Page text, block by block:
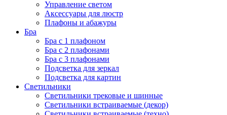
Управление светом
Аксессуары для люстр
Плафоны и абажуры
Бра
Бра с 1 плафоном
Бра с 2 плафонами
Бра с 3 плафонами
Подсветка для зеркал
Подсветка для картин
Светильники
Светильники трековые и шинные
Светильники встраиваемые (декор)